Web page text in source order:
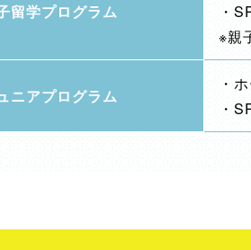
留学プログラム
・
※親
ニアプログラム
・
・